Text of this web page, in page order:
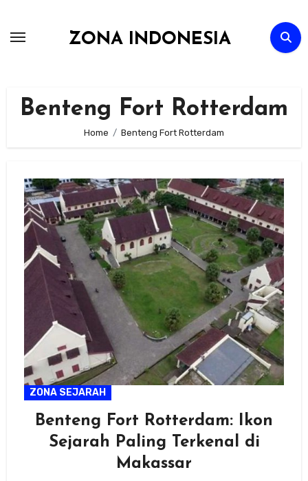
ZONA INDONESIA
Benteng Fort Rotterdam
Home Benteng Fort Rotterdam
ZONA SEJARAH
Benteng Fort Rotterdam: Ikon
Sejarah Paling Terkenal di
Makassar